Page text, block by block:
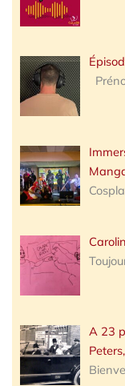
A 23